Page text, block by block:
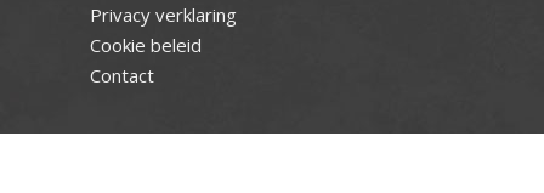
Privacy verklaring
Cookie beleid
Contact